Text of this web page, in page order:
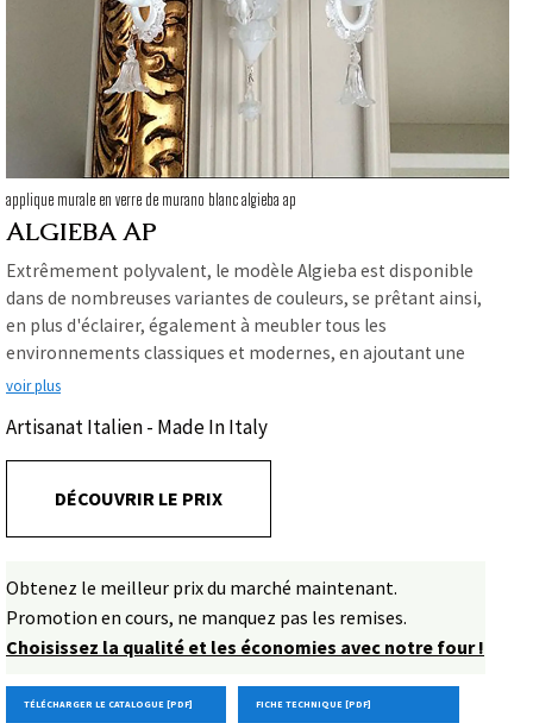
applique murale en verre de murano blanc algieba ap
ALGIEBA AP
Extrêmement polyvalent, le modèle Algieba est disponible
dans de nombreuses variantes de couleurs, se prêtant ainsi,
en plus d'éclairer, également à meubler tous les
environnements classiques et modernes, en ajoutant une
touche d'élégance raffinée. Les maîtres verriers du four
selon les techniques anciennes de l'art du verre de Murano.
voir plus
Artisanat Italien - Made In Italy
DÉCOUVRIR LE PRIX
Obtenez le meilleur prix du marché maintenant.
Promotion en cours, ne manquez pas les remises.
Choisissez la qualité et les économies avec notre four !
TÉLÉCHARGER LE CATALOGUE [PDF] FICHE TECHNIQUE [PDF]